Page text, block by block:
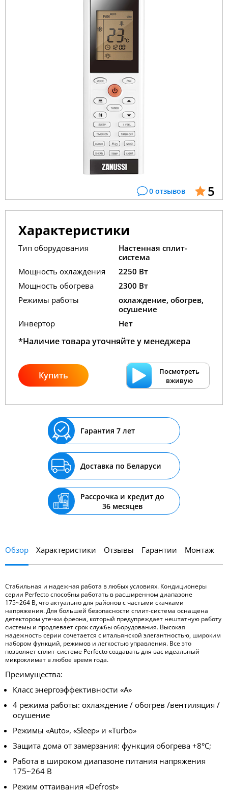
0 отзывов 5
Характеристики
Тип оборудования
Настенная сплит-
система
Мощность охлаждения
2250 Вт
Мощность обогрева
2300 Вт
Режимы работы
охлаждение, обогрев,
осушение
Инвертор
Нет
*Наличие товара уточняйте у менеджера
Купить
Посмотреть
вживую
Гарантия 7 лет
Доставка по Беларуси
Рассрочка и кредит до
36 месяцев
Обзор Характеристики Отзывы Гарантии Монтаж
Стабильная и надежная работа в любых условиях. Кондиционеры
серии Perfecto способны работать в расширенном диапазоне
175~264 В, что актуально для районов с частыми скачками
напряжения. Для большей безопасности сплит-система оснащена
детектором утечки фреона, который предупреждает нештатную работу
системы и продлевает срок службы оборудования. Высокая
надежность серии сочетается с итальянской элегантностью, широким
набором функций, режимов и легкостью управления. Все это
позволяет сплит-системе Perfecto создавать для вас идеальный
микроклимат в любое время года.
Преимущества:
Класс энергоэффективности «A»
4 режима работы: охлаждение / обогрев /вентиляция /
осушение
Режимы «Auto», «Sleep» и «Turbo»
Защита дома от замерзания: функция обогрева +8°C;
Работа в широком диапазоне питания напряжения
175~264 В
Режим оттаивания «Defrost»